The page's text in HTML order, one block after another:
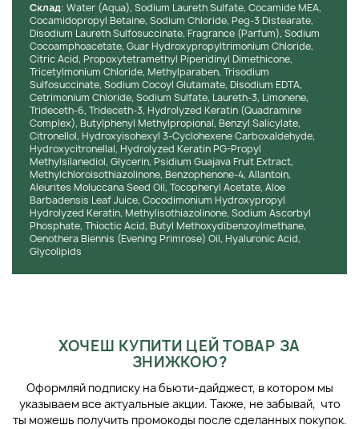
Cклад: Water (Aqua), Sodium Laureth Sulfate, Cocamide MEA,
Cocamidopropyl Betaine, Sodium Chloride, Peg-3 Distearate,
Disodium Laureth Sulfosuccinate, Fragrance (Parfum), Sodium
Cocoamphoacetate, Guar Hydroxypropyltrimonium Chloride,
Citric Acid, Propoxytetramethyl Piperidinyl Dimethicone,
Tricetylmonium Chloride, Methylparaben, Trisodium
Sulfosuccinate, Sodium Cocoyl Glutamate, Disodium EDTA,
Cetrimonium Chloride, Sodium Sulfate, Laureth-3, Limonene,
Trideceth-6, Trideceth-3, Hydrolyzed Keratin (Quadramine
Complex), Butylphenyl Methylpropional, Benzyl Salicylate,
Citronellol, Hydroxyisohexyl 3-Cyclohexene Carboxaldehyde,
Hydroxycitronellal, Hydrolyzed Keratin PG-Propyl
Methylsilanediol, Glycerin, Psidium Guajava Fruit Extract,
Methylchloroisothiazolinone, Benzophenone-4, Allantoin,
Aleurites Moluccana Seed Oil, Tocopheryl Acetate, Aloe
Barbadensis Leaf Juice, Cocodimonium Hydroxypropyl
Hydrolyzed Keratin, Methylisothiazolinone, Sodium Ascorbyl
Phosphate, Thioctic Acid, Butyl Methoxydibenzoylmethane,
Oenothera Biennis (Evening Primrose) Oil, Hyaluronic Acid,
Glycolipids
ХОЧЕШ КУПИТИ ЦЕЙ ТОВАР ЗА
ЗНИЖКОЮ?
Оформляй подписку на бьюти-дайджест, в котором мы
указываем все актуальные акции. Также, не забывай, что
ты можешь получить промокоды после сделанных покупок.